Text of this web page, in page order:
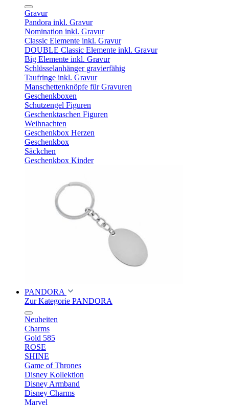
Gravur
Pandora inkl. Gravur
Nomination inkl. Gravur
Classic Elemente inkl. Gravur
DOUBLE Classic Elemente inkl. Gravur
Big Elemente inkl. Gravur
Schlüsselanhänger gravierfähig
Taufringe inkl. Gravur
Manschettenknöpfe für Gravuren
Geschenkboxen
Schutzengel Figuren
Geschenktaschen Figuren
Weihnachten
Geschenkbox Herzen
Geschenkbox
Säckchen
Geschenkbox Kinder
PANDORA
Zur Kategorie PANDORA
Neuheiten
Charms
Gold 585
ROSE
SHINE
Game of Thrones
Disney Kollektion
Disney Armband
Disney Charms
Marvel